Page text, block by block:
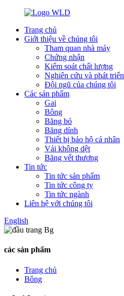
Trang chủ
Giới thiệu về chúng tôi
Tham quan nhà máy
Chứng nhận
Kiểm soát chất lượng
Nghiên cứu và phát triển
Đội ngũ của chúng tôi
Các sản phẩm
Gai
Bông
Băng bó
Băng dính
Thiết bị bảo hộ cá nhân
Vải không dệt
Băng vết thương
Tin tức
Tin tức sản phẩm
Tin tức công ty
Tin tức ngành
Liên hệ với chúng tôi
English
các sản phẩm
Trang chủ
Bông